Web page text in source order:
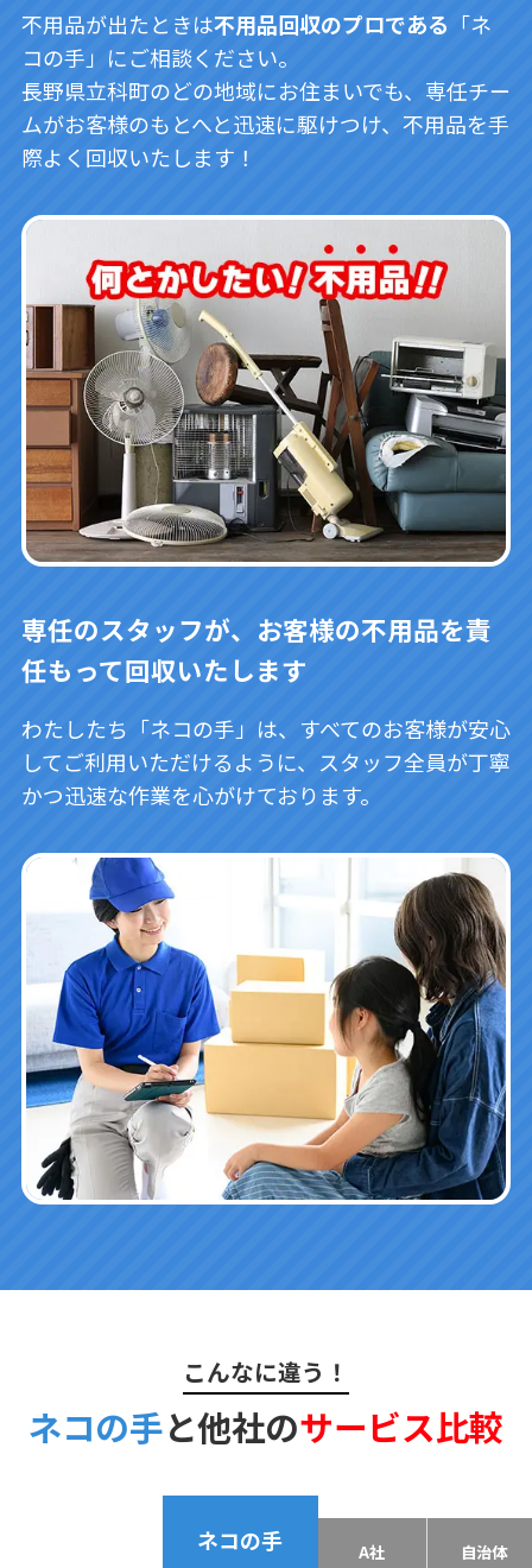
不用品が出たときは不用品回収のプロである 「ネ
コの手」にご相談ください。
長野県立科町のどの地域にお住まいでも、専任チー
ムがお客様のもとへと迅速に駆けつけ、不用品を手
際よく回収いたします！
専任のスタッフが、お客様の不用品を責
任もって回収いたします
わたしたち「ネコの手」は、すべてのお客様が安心
してご利用いただけるように、スタッフ全員が丁寧
かつ迅速な作業を心がけております。
こんなに違う！
ネコの手と他社のサービス比較
ネコの手 A社 自治体